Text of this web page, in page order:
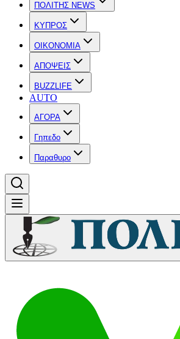
ΠΟΛΙΤΗΣ NEWS
ΚΥΠΡΟΣ
OIKONOMIA
ΑΠΟΨΕΙΣ
BUZZLIFE
AUTO
ΑΓΟΡΑ
Γηπεδο
Παραθυρο